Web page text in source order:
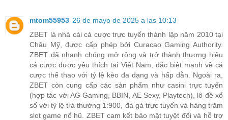
mtom55953 26 de mayo de 2025 a las 10:13
ZBET là nhà cái cá cược trực tuyến thành lập năm 2010 tại
Châu Mỹ, được cấp phép bởi Curacao Gaming Authority.
ZBET đã nhanh chóng mở rộng và trở thành thương hiệu
cá cược được yêu thích tại Việt Nam, đặc biệt mạnh về cá
cược thể thao với tỷ lệ kèo đa dạng và hấp dẫn. Ngoài ra,
ZBET còn cung cấp các sản phẩm như casini trực tuyến
(hợp tác với AG Gaming, BBIN, AE Sexy, Playtech), lô đề xổ
số với tỷ lệ trả thưởng 1:900, đá gà trực tuyến và hàng trăm
slot game nổ hũ. ZBET cam kết bảo mật tuyệt đối và hỗ trợ